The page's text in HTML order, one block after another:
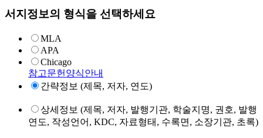
서지정보의 형식을 선택하세요
MLA
APA
Chicago
참고문헌양식안내
간략정보 (제목, 저자, 연도)
상세정보 (제목, 저자, 발행기관, 학술지명, 권호, 발행
연도, 작성언어, KDC, 자료형태, 수록면, 소장기관, 초록)